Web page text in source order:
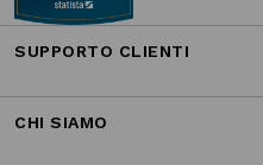
SUPPORTO CLIENTI
CHI SIAMO